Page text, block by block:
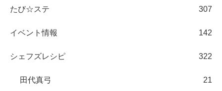
たび☆ステ 307
イベント情報 142
シェフズレシピ 322
田代真弓 21